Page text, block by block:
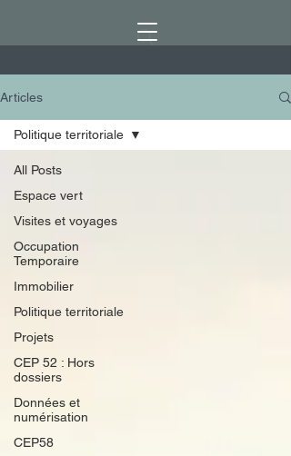
Articles
All Posts
Espace vert
Visites et voyages
Occupation
Temporaire
Immobilier
Politique territoriale
Projets
CEP 52 : Hors
dossiers
Données et
numérisation
CEP58
Politique territoriale